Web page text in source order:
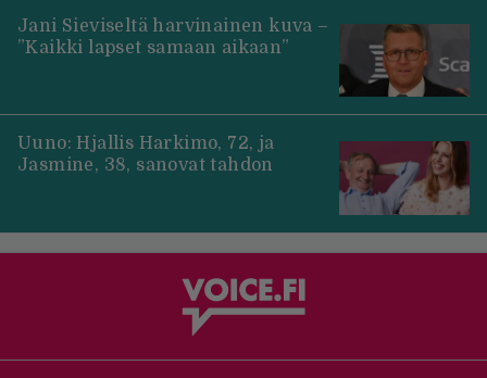
Jani Sieviseltä harvinainen kuva –
”Kaikki lapset samaan aikaan”
Uuno: Hjallis Harkimo, 72, ja
Jasmine, 38, sanovat tahdon